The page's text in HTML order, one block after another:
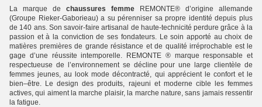
La marque de chaussures femme REMONTE® d’origine allemande
(Groupe Rieker-Gaborieau) a su pérenniser sa propre identité depuis plus
de 140 ans. Son savoir-faire artisanal de haute-technicité perdure grâce à la
passion et à la conviction de ses fondateurs. Le soin apporté au choix de
matières premières de grande résistance et de qualité irréprochable est le
gage d’une réussite intemporelle. REMONTE ® marque responsable et
respectueuse de l’environnement se décline pour une large clientèle de
femmes jeunes, au look mode décontracté, qui apprécient le confort et le
bien–être. Le design des produits, rajeuni et moderne cible les femmes
actives, qui aiment la marche plaisir, la marche nature, sans jamais ressentir
la fatigue.